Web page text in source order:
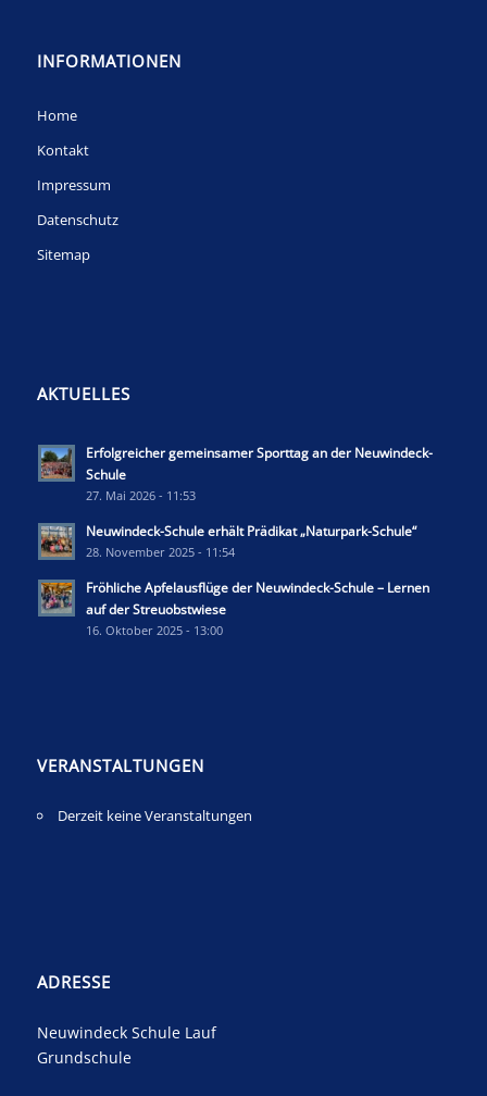
INFORMATIONEN
Home
Kontakt
Impressum
Datenschutz
Sitemap
AKTUELLES
Erfolgreicher gemeinsamer Sporttag an der Neuwindeck-
Schule
27. Mai 2026 - 11:53
Neuwindeck-Schule erhält Prädikat „Naturpark-Schule“
28. November 2025 - 11:54
Fröhliche Apfelausflüge der Neuwindeck-Schule – Lernen
auf der Streuobstwiese
16. Oktober 2025 - 13:00
VERANSTALTUNGEN
Derzeit keine Veranstaltungen
ADRESSE
Neuwindeck Schule Lauf
Grundschule